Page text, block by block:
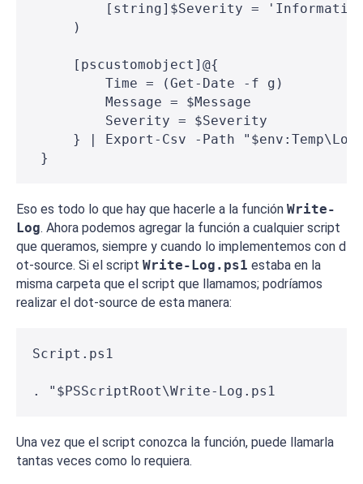
[string]$Severity =
)
[pscustomobject]@{
Time = (Get-Date -f g)
Message = $Message
Severity = $Severity
} | Export-Csv -Path
}
Eso es todo lo que hay que hacerle a la función Write-
Log. Ahora podemos agregar la función a cualquier script
que queramos, siempre y cuando lo implementemos con d
ot-source. Si el script Write-Log.ps1 estaba en la
misma carpeta que el script que llamamos; podríamos
realizar el dot-source de esta manera:
Script.ps1
. "$PSScriptRoot\Write-Log.ps1
Una vez que el script conozca la función, puede llamarla
tantas veces como lo requiera.